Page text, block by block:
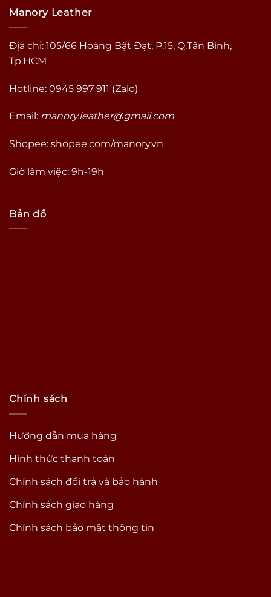
Manory Leather
Địa chỉ: 105/66 Hoàng Bật Đạt, P.15, Q.Tân Bình,
Tp.HCM
Hotline: 0945 997 911 (Zalo)
Email: manory.leather@gmail.com
Shopee: shopee.com/manory.vn
Giờ làm việc: 9h-19h
Bản đồ
Chính sách
Hướng dẫn mua hàng
Hình thức thanh toán
Chính sách đổi trả và bảo hành
Chính sách giao hàng
Chính sách bảo mật thông tin